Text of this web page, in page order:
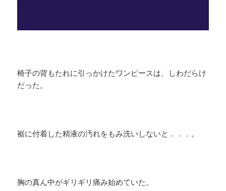
椅子の背もたれに引っかけたワンピースは、しわだらけ
だった。
裾に付着した精液の汚れをもみ洗いしないと．．．。
胸の真ん中がギリギリ痛み始めていた。